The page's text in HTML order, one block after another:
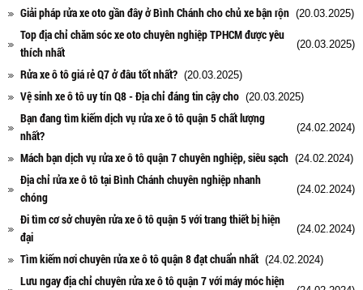
Giải pháp rửa xe oto gần đây ở Bình Chánh cho chủ xe bận rộn (20.03.2025)
Top địa chỉ chăm sóc xe oto chuyên nghiệp TPHCM được yêu
thích nhất
(20.03.2025)
Rửa xe ô tô giá rẻ Q7 ở đâu tốt nhất? (20.03.2025)
Vệ sinh xe ô tô uy tín Q8 - Địa chỉ đáng tin cậy cho (20.03.2025)
Bạn đang tìm kiếm dịch vụ rửa xe ô tô quận 5 chất lượng
nhất?
(24.02.2024)
Mách bạn dịch vụ rửa xe ô tô quận 7 chuyên nghiệp, siêu sạch (24.02.2024)
Địa chỉ rửa xe ô tô tại Bình Chánh chuyên nghiệp nhanh
chóng
(24.02.2024)
Đi tìm cơ sở chuyên rửa xe ô tô quận 5 với trang thiết bị hiện
đại
(24.02.2024)
Tìm kiếm nơi chuyên rửa xe ô tô quận 8 đạt chuẩn nhất (24.02.2024)
Lưu ngay địa chỉ chuyên rửa xe ô tô quận 7 với máy móc hiện